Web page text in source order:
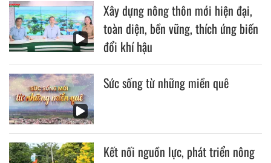
Xây dựng nông thôn mới hiện đại,
toàn diện, bền vững, thích ứng biến
đổi khí hậu
Sức sống từ những miền quê
Kết nối nguồn lực, phát triển nông